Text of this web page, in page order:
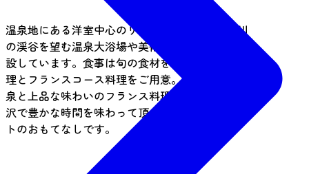
温泉地にある洋室中心のリゾートホテル。名取川
の渓谷を望む温泉大浴場や美術館、チャペルを併
設しています。食事は旬の食材を生かした懐石料
理とフランスコース料理をご用意。湯量豊富な温
泉と上品な味わいのフランス料理が自慢です。贅
沢で豊かな時間を味わって頂くことが、クレセン
トのおもてなしです。